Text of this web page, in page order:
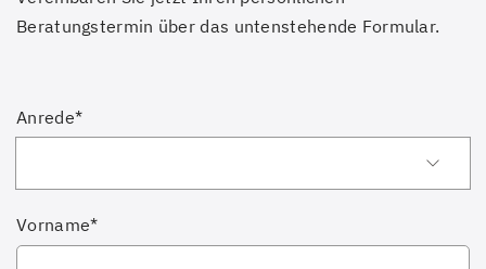
Beratungstermin über das untenstehende Formular.
Anrede*
Vorname*